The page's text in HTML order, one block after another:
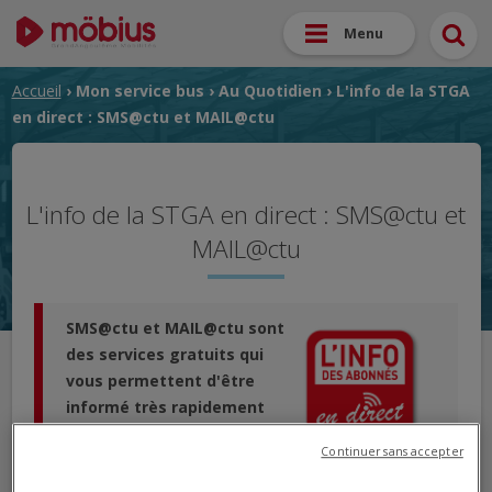
Menu
Accueil › Mon service bus › Au Quotidien › L'info de la STGA
en direct : SMS@ctu et MAIL@ctu
L'info de la STGA en direct : SMS@ctu et
MAIL@ctu
SMS@ctu et MAIL@ctu sont
des services gratuits qui
vous permettent d'être
informé très rapidement
de tout changement
Continuer sans accepter